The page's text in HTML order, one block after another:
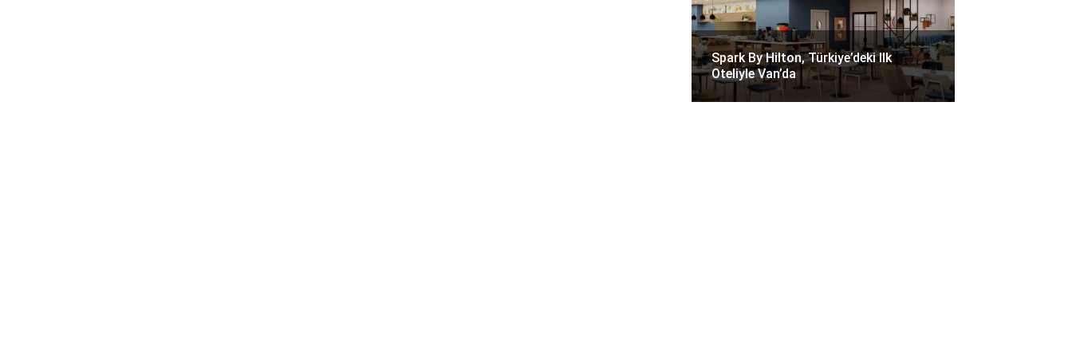
Spark By Hilton, Türkiye’deki Ilk
Oteliyle Van’da